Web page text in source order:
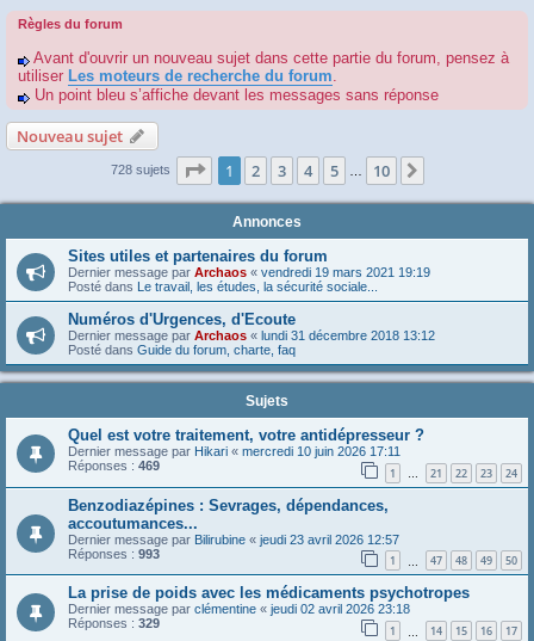
Règles du forum
Avant d'ouvrir un nouveau sujet dans cette partie du forum, pensez à
utiliser Les moteurs de recherche du forum.
Un point bleu s’affiche devant les messages sans réponse
Nouveau sujet
728 sujets Page 1sur10
1 2 3 4 5 10
Annonces
Sites utiles et partenaires du forum
Dernier message par Archaos « vendredi 19 mars 2021 19:19
Posté dans Le travail, les études, la sécurité sociale...
Numéros d'Urgences, d'Ecoute
Dernier message par Archaos « lundi 31 décembre 2018 13:12
Posté dans Guide du forum, charte, faq
Sujets
Quel est votre traitement, votre antidépresseur ?
Dernier message par Hikari « mercredi 10 juin 2026 17:11
Réponses : 469 1 … 21 22 23 24
Benzodiazépines : Sevrages, dépendances,
accoutumances...
Dernier message par Bilirubine « jeudi 23 avril 2026 12:57
Réponses : 993 1 47 48 49 50
La prise de poids avec les médicaments psychotropes
Dernier message par clémentine « jeudi 02 avril 2026 23:18
Réponses : 329 1 14 15 16 17